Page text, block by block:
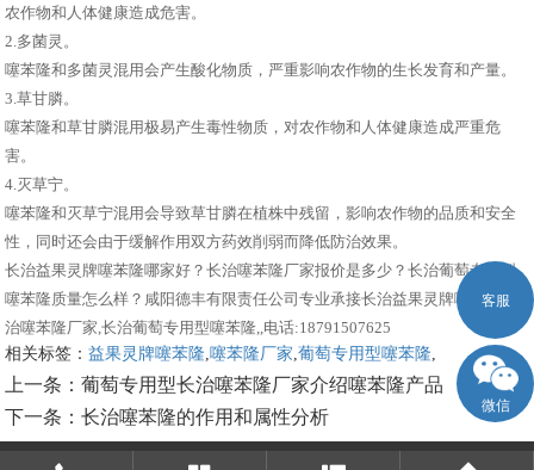
农作物和人体健康造成危害。
2.多菌灵。
噻苯隆和多菌灵混用会产生酸化物质，严重影响农作物的生长发育和产量。
3.草甘膦。
噻苯隆和草甘膦混用极易产生毒性物质，对农作物和人体健康造成严重危
害。
4.灭草宁。
噻苯隆和灭草宁混用会导致草甘膦在植株中残留，影响农作物的品质和安全
性，同时还会由于缓解作用双方药效削弱而降低防治效果。
长治益果灵牌噻苯隆哪家好？长治噻苯隆厂家报价是多少？长治葡萄专用型
噻苯隆质量怎么样？咸阳德丰有限责任公司专业承接长治益果灵牌噻苯隆,长
治噻苯隆厂家,长治葡萄专用型噻苯隆,,电话:18791507625
相关标签：益果灵牌噻苯隆,噻苯隆厂家,葡萄专用型噻苯隆,
上一条：葡萄专用型长治噻苯隆厂家介绍噻苯隆产品
下一条：长治噻苯隆的作用和属性分析
客服
微信